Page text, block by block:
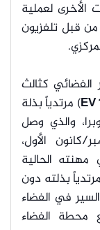
الأخرى لعملية
من قبل تلفزيون
كثالث
EV) مرتدياً بذلة
والذي وصل
الدولية في 15 ديسمبر/كانون الأول،
الحالية
بذلته دون
في الفضاء
محطة الفضاء